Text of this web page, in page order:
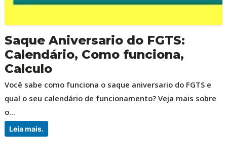
Saque Aniversario do FGTS:
Calendário, Como funciona,
Calculo
Você sabe como funciona o saque aniversario do FGTS e
qual o seu calendário de funcionamento? Veja mais sobre
o...
Leia mais.